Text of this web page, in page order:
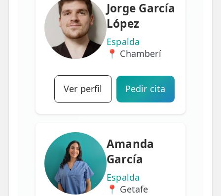
Jorge García
López
Espalda
📍 Chamberí
Ver perfil Pedir cita
Amanda
García
Espalda
📍 Getafe